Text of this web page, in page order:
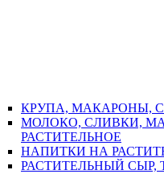
КРУПА, МАКАРОНЫ,
МОЛОКО, СЛИВКИ,
РАСТИТЕЛЬНОЕ
НАПИТКИ НА
РАСТИТЕЛЬНЫЙ СЫР,